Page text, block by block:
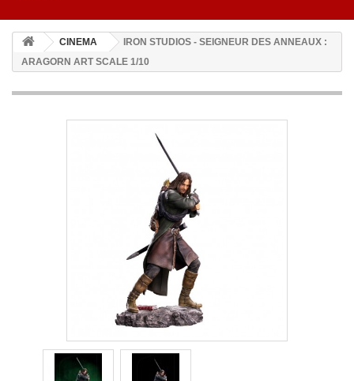
CINEMA
IRON STUDIOS - SEIGNEUR DES ANNEAUX :
ARAGORN ART SCALE 1/10